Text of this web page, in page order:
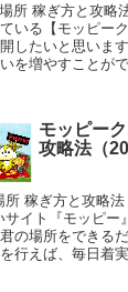
所 稼ぎ方と攻略
ている【モッピー
したいと思いま
を増やすことがで
モッピー
攻略法（
稼ぎ方と攻略
イト『モッピー
の場所をできる
行えば、毎日着実